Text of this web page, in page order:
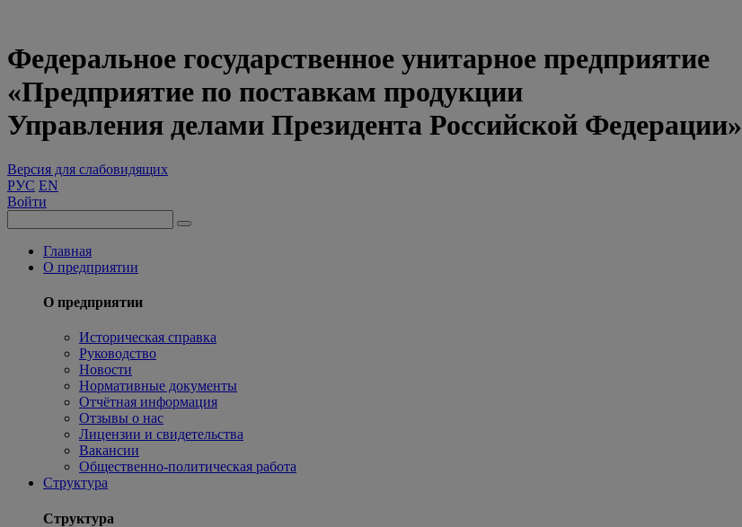
Федеральное государственное унитарное предприятие
«Предприятие по поставкам продукции
Управления делами Президента Российской Федерации»
Версия для слабовидящих
РУС EN
Войти
Главная
О предприятии
О предприятии
Историческая справка
Руководство
Новости
Нормативные документы
Отчётная информация
Отзывы о нас
Лицензии и свидетельства
Вакансии
Общественно-политическая работа
Структура
Структура